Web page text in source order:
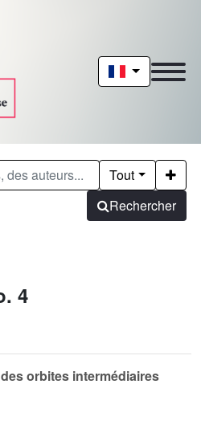
Tout
Rechercher
4
orbites intermédiaires